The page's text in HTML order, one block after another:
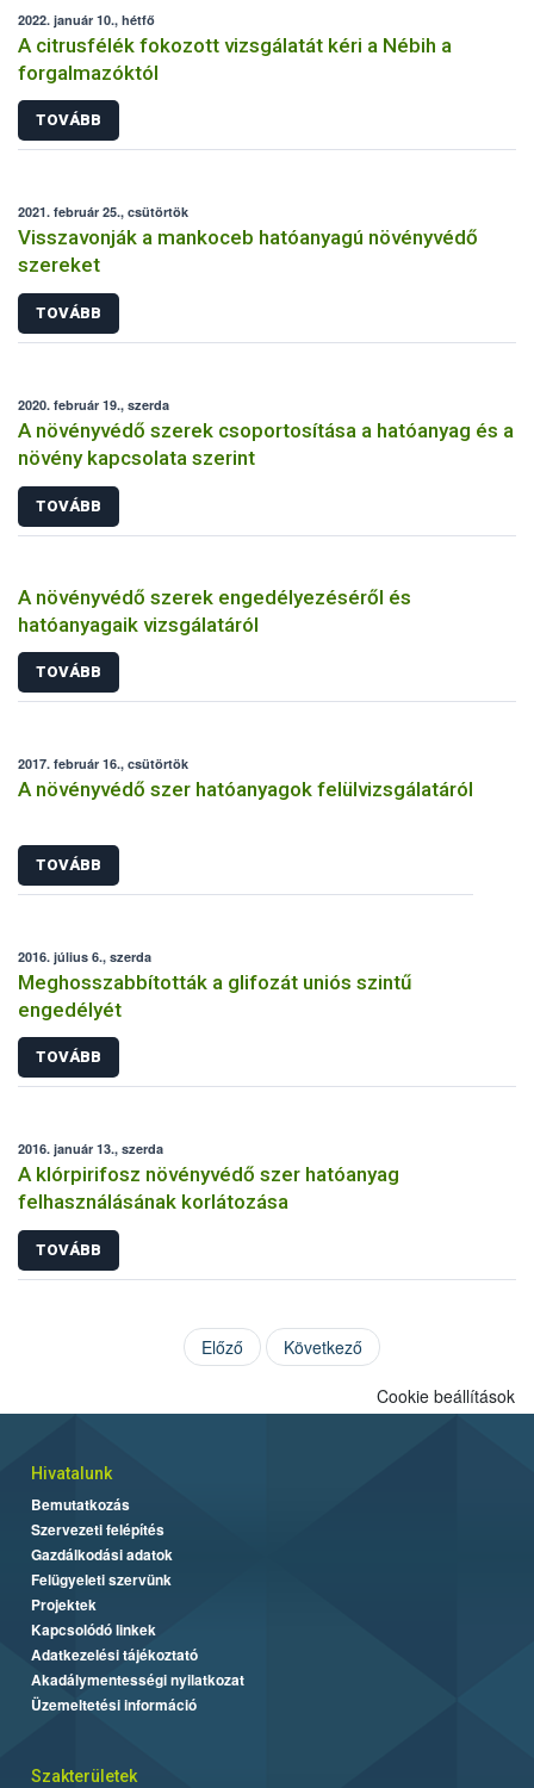
2022. január 10., hétfő
A citrusfélék fokozott vizsgálatát kéri a Nébih a
forgalmazóktól
TOVÁBB
2021. február 25., csütörtök
Visszavonják a mankoceb hatóanyagú növényvédő
szereket
TOVÁBB
2020. február 19., szerda
A növényvédő szerek csoportosítása a hatóanyag és a
növény kapcsolata szerint
TOVÁBB
A növényvédő szerek engedélyezéséről és
hatóanyagaik vizsgálatáról
TOVÁBB
2017. február 16., csütörtök
A növényvédő szer hatóanyagok felülvizsgálatáról
TOVÁBB
2016. július 6., szerda
Meghosszabbították a glifozát uniós szintű
engedélyét
TOVÁBB
2016. január 13., szerda
A klórpirifosz növényvédő szer hatóanyag
felhasználásának korlátozása
TOVÁBB
Előző Következő
Cookie beállítások
Hivatalunk
Bemutatkozás
Szervezeti felépítés
Gazdálkodási adatok
Felügyeleti szervünk
Projektek
Kapcsolódó linkek
Adatkezelési tájékoztató
Akadálymentességi nyilatkozat
Üzemeltetési információ
Szakterületek